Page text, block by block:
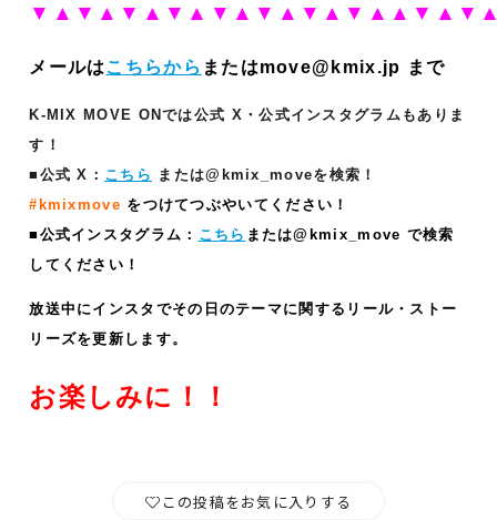
▼▲▼▲
メールはこちらから またはmove@kmix.jp まで
K-MIX MOVE ONでは公式 X・公式インスタグラムもありま
す！
■公式 X： こちら または@kmix_moveを検索！
#kmixmove をつけてつぶやいてください！
■公式インスタグラム： こちら または@kmix_move で検索
してください！
放送中にインスタでその日のテーマに関するリール・ストー
リーズを更新します。
お楽しみに！！
この投稿をお気に入りする